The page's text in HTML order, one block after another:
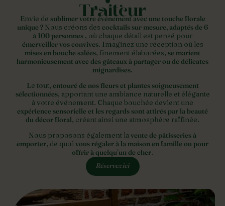
Traiteur
Envie de sublimer votre événement avec une touche florale
unique ? Nous créons des cocktails sur mesure, adaptés de 6
à 100 personnes , où chaque détail est pensé pour
émerveiller vos convives. Imaginez une réception où les
mises en bouche salées, finement élaborées, se marient
harmonieusement avec des gâteaux à partager ou de délicates
mignardises.
Le tout, entouré de nos fleurs et plantes soigneusement
sélectionnées, apportant une ambiance naturelle et élégante
à votre événement. Chaque bouchée devient une
expérience sensorielle et les regards sont attirés par la beauté
du décor floral, créant ainsi une atmosphère raffinée.
Nous proposons également la vente de pâtisseries à
emporter, de quoi vous régaler à la maison en famille ou pour
offrir à quelqu’un de cher.
Réservez ici